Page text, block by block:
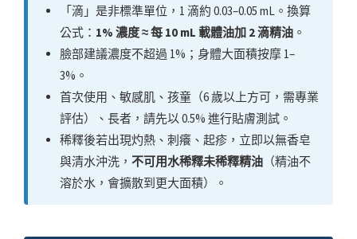
「滴」是非標準單位，1 滴約 0.03–0.05 mL。換算
公式： 1% 濃度 ≈ 每 10 mL 載體油加 2 滴精油 。
臉部建議濃度不超過 1%；身體大面積按摩 1–
3%。
首次使用、敏感肌、孩童（6 歲以上方可，需專業
評估）、長者，請先以 0.5% 進行貼膚測試。
稀釋後若出現灼熱、刺癢、起疹，立即以無香皂
與清水沖洗， 不可用水稀釋未稀釋精油 （精油不
溶於水，會擴散到更大面積）。